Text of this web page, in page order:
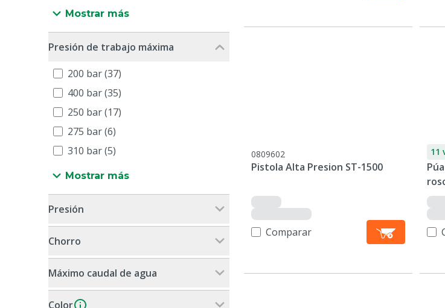
Mostrar más
Presión de trabajo máxima
200 bar (37)
400 bar (35)
250 bar (17)
275 bar (6)
310 bar (5)
Mostrar más
Presión
Chorro
Máximo caudal de agua
Color
0809602
Pistola Alta Presion ST-1500
Comparar
11